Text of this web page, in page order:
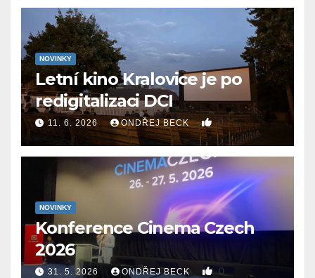
NOVINKY
Letní kino Kralovice je po
redigitalizaci DCI
11. 6. 2026 ONDŘEJ BECK 0
NOVINKY
Konference Cinema Czech
2026
31. 5. 2026 ONDŘEJ BECK 0